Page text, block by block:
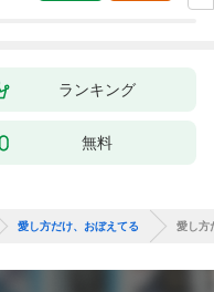
ランキング
無料
愛し方だけ、おぼえてる 愛し方